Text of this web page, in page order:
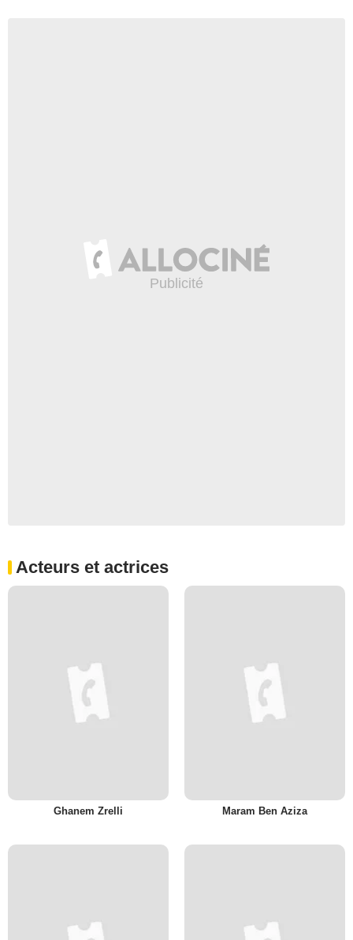
Acteurs et actrices
Ghanem Zrelli Maram Ben Aziza